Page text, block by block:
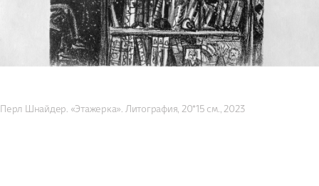
Перл Шнайдер. «Этажерка». Литография, 20*15 см., 2023